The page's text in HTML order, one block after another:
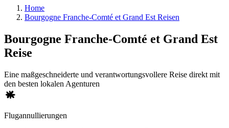
Home
Bourgogne Franche-Comté et Grand Est Reisen
Bourgogne Franche-Comté et Grand Est
Reise
Eine maßgeschneiderte und verantwortungsvollere Reise direkt mit
den besten lokalen Agenturen
Flugannullierungen